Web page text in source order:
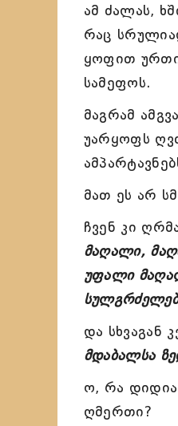
ამ ძალას,
რაც
ყოფით
სამეფოს.
მაგრამ
უარყოფს
მათ ეს არ
ჩვენ კი
მაღალი,
უფალი
და სხვაგან
მდაბალსა
ო, რა დიდია
ღმერთი?